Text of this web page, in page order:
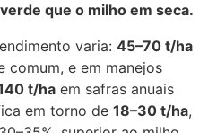
que o milho em seca.
varia: 45–70 t/ha
comum, e em manejos
t/ha em safras anuais
em torno de 18–30 t/ha,